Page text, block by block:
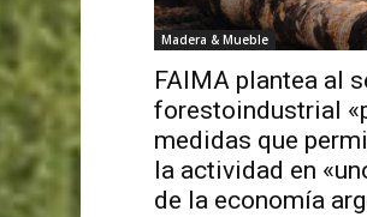
Madera & Mueble
FAIMA plantea al
forestoindustrial
medidas que
la actividad en
de la economía